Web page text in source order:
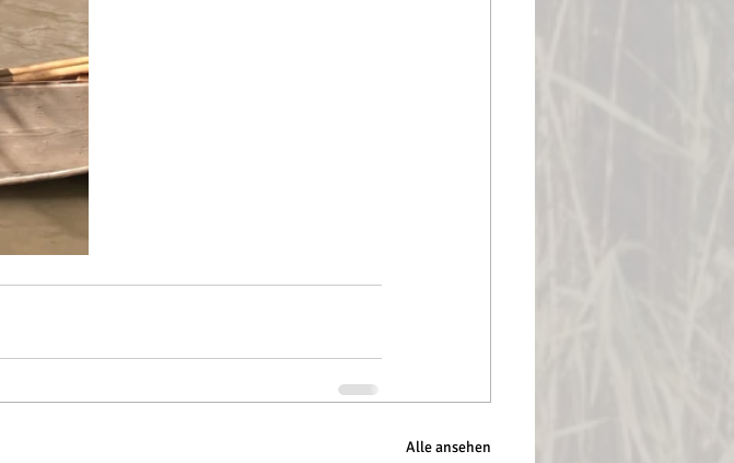
Alle ansehen